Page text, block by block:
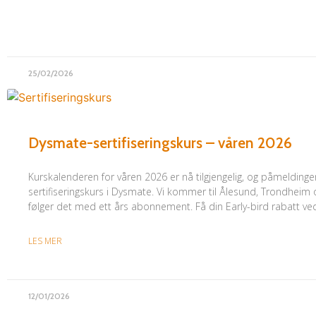
25/02/2026
Dysmate-sertifiseringskurs – våren 2026
Kurskalenderen for våren 2026 er nå tilgjengelig, og
sertifiseringskurs i Dysmate. Vi kommer til Ålesund, Trondheim
følger det med ett års abonnement. Få din Early-bird rabatt
LES MER
12/01/2026